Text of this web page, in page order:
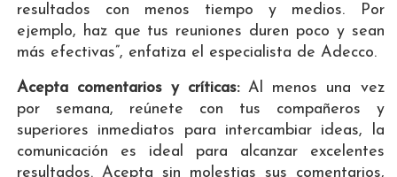
resultados con menos tiempo y medios. Por
ejemplo, haz que tus reuniones duren poco y sean
más efectivas”, enfatiza el especialista de Adecco.
Acepta comentarios y críticas:Al menos una vez
por semana, reúnete con tus compañeros y
superiores inmediatos para intercambiar ideas, la
comunicación es ideal para alcanzar excelentes
resultados. Acepta sin molestias sus comentarios,